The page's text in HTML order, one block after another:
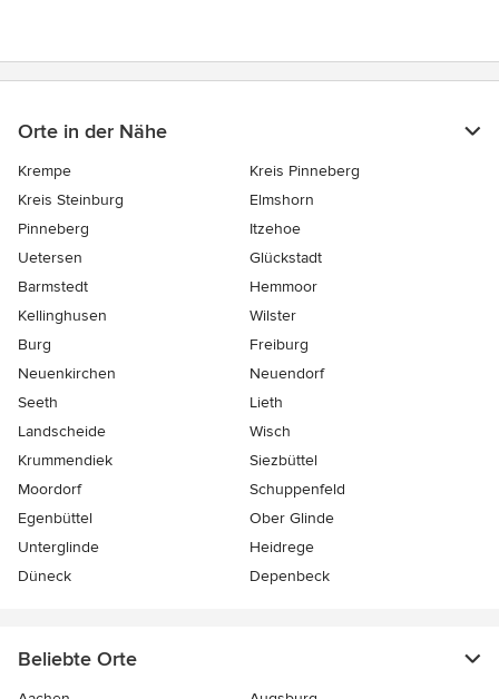
Orte in der Nähe
Krempe
Kreis Pinneberg
Kreis Steinburg
Elmshorn
Pinneberg
Itzehoe
Uetersen
Glückstadt
Barmstedt
Hemmoor
Kellinghusen
Wilster
Burg
Freiburg
Neuenkirchen
Neuendorf
Seeth
Lieth
Landscheide
Wisch
Krummendiek
Siezbüttel
Moordorf
Schuppenfeld
Egenbüttel
Ober Glinde
Unterglinde
Heidrege
Düneck
Depenbeck
Beliebte Orte